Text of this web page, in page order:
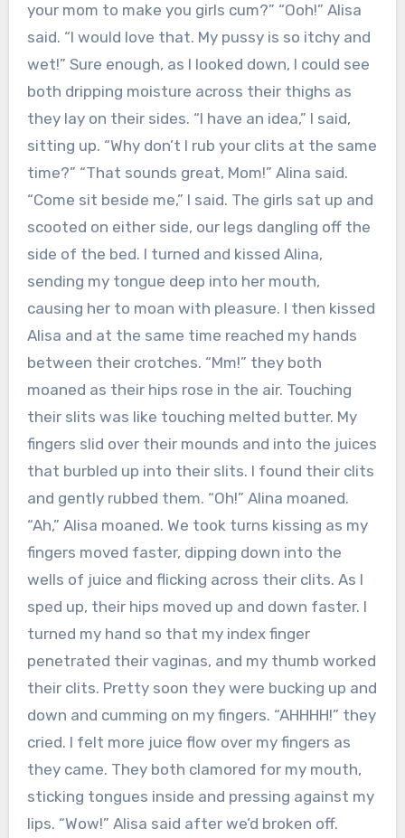
your mom to make you girls cum?” “Ooh!” Alisa
said. “I would love that. My pussy is so itchy and
wet!” Sure enough, as I looked down, I could see
both dripping moisture across their thighs as
they lay on their sides. “I have an idea,” I said,
sitting up. “Why don’t I rub your clits at the same
time?” “That sounds great, Mom!” Alina said.
“Come sit beside me,” I said. The girls sat up and
scooted on either side, our legs dangling off the
side of the bed. I turned and kissed Alina,
sending my tongue deep into her mouth,
causing her to moan with pleasure. I then kissed
Alisa and at the same time reached my hands
between their crotches. “Mm!” they both
moaned as their hips rose in the air. Touching
their slits was like touching melted butter. My
fingers slid over their mounds and into the juices
that burbled up into their slits. I found their clits
and gently rubbed them. “Oh!” Alina moaned.
“Ah,” Alisa moaned. We took turns kissing as my
fingers moved faster, dipping down into the
wells of juice and flicking across their clits. As I
sped up, their hips moved up and down faster. I
turned my hand so that my index finger
penetrated their vaginas, and my thumb worked
their clits. Pretty soon they were bucking up and
down and cumming on my fingers. “AHHHH!” they
cried. I felt more juice flow over my fingers as
they came. They both clamored for my mouth,
sticking tongues inside and pressing against my
lips. “Wow!” Alisa said after we’d broken off.